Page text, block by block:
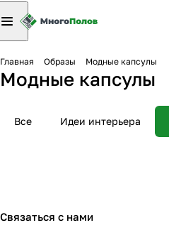
Главная Образы Модные капсулы
Модные капсулы
Все Идеи интерьера
Связаться с нами